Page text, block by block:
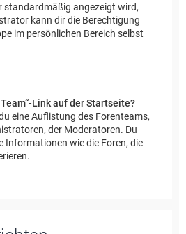
standardmäßig angezeigt wird,
kann dir die Berechtigung
im persönlichen Bereich selbst
Link auf der Startseite?
eine Auflistung des Forenteams,
der Moderatoren. Du
Informationen wie die Foren, die